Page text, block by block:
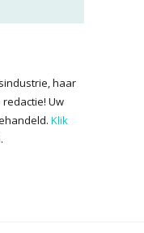
haar
Uw
Klik